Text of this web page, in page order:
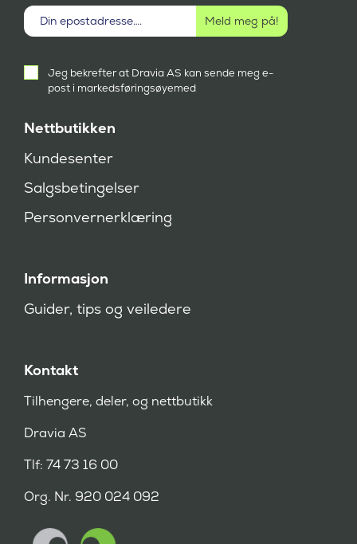
Nettbutikken
Kundesenter
Salgsbetingelser
Personvernerklæring
Informasjon
Guider, tips og veiledere
samtykke
k
e
d
Jeg bekrefter at Dravia AS kan sende meg e-
post i markedsføringsøyemed
Kontakt
Tilhengere, deler, og nettbutikk
Dravia AS
Tlf: 74 73 16 00
Org. Nr. 920 024 092